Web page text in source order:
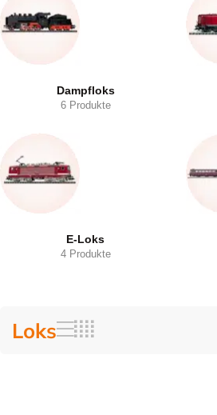
Dampfloks
6 Produkte
E-Loks
4 Produkte
Loks